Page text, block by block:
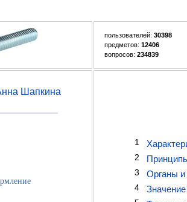
пользователей: 30398
предметов: 12406
вопросов: 234839
Шапкина
1
2
3 Органы и
4